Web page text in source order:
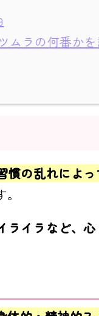
ラの何番かを
慣の乱れによ
ライラなど、